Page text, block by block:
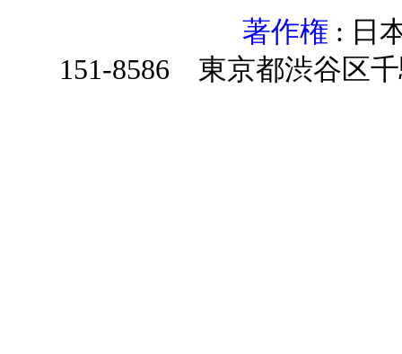
著作権 : 日
151-8586 東京都渋谷区